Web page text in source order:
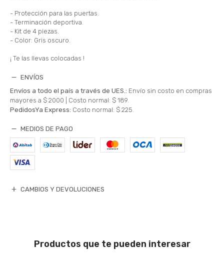
- Protección para las puertas.
- Terminación deportiva.
- Kit de 4 piezas.
- Color: Gris oscuro.
¡ Te las llevas colocadas !
ENVÍOS
Envíos a todo el país a través de UES.: Envío sin costo en compras
mayores a $ 2000 | Costo normal: $ 189.
PedidosYa Express: Costo normal: $ 225.
MEDIOS DE PAGO
CAMBIOS Y DEVOLUCIONES
Productos que te pueden interesar